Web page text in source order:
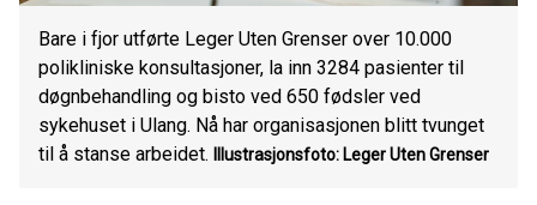
Bare i fjor utførte Leger Uten Grenser over 10.000
polikliniske konsultasjoner, la inn 3284 pasienter til
døgnbehandling og bisto ved 650 fødsler ved
sykehuset i Ulang. Nå har organisasjonen blitt tvunget
til å stanse arbeidet.
Illustrasjonsfoto: Leger Uten Grenser